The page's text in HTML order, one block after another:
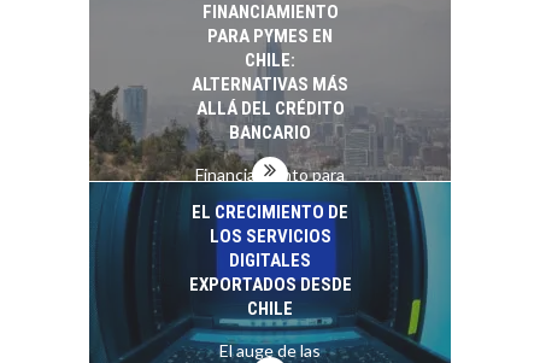
recursos humanos en
las empresas…
FINANCIAMIENTO
PARA PYMES EN
CHILE:
ALTERNATIVAS MÁS
ALLÁ DEL CRÉDITO
BANCARIO
Financiamiento para
pymes en Chile:
alternativas que
trascienden el
crédito…
EL CRECIMIENTO DE
LOS SERVICIOS
DIGITALES
EXPORTADOS DESDE
CHILE
El auge de las